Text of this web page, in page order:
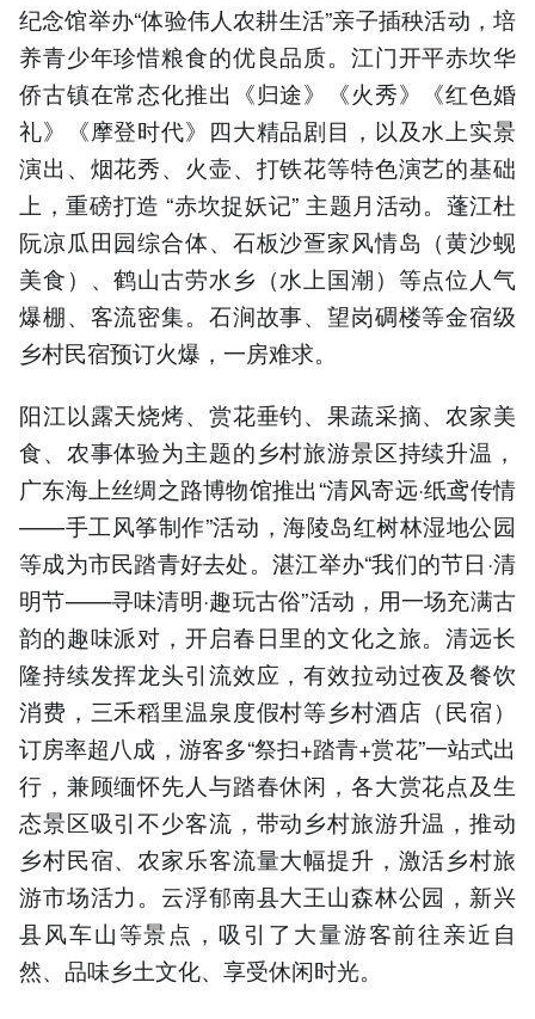
纪念馆举办“体验伟人农耕生活”亲子插秧活动，培
养青少年珍惜粮食的优良品质。江门开平赤坎华
侨古镇在常态化推出《归途》《火秀》《红色婚
礼》《摩登时代》四大精品剧目，以及水上实景
演出、烟花秀、火壶、打铁花等特色演艺的基础
上，重磅打造 “赤坎捉妖记” 主题月活动。蓬江杜
阮凉瓜田园综合体、石板沙疍家风情岛（黄沙蚬
美食）、鹤山古劳水乡（水上国潮）等点位人气
爆棚、客流密集。石涧故事、望岗碉楼等金宿级
乡村民宿预订火爆，一房难求。
阳江以露天烧烤、赏花垂钓、果蔬采摘、农家美
食、农事体验为主题的乡村旅游景区持续升温，
广东海上丝绸之路博物馆推出“清风寄远·纸鸢传情
——手工风筝制作”活动，海陵岛红树林湿地公园
等成为市民踏青好去处。湛江举办“我们的节日·清
明节——寻味清明·趣玩古俗”活动，用一场充满古
韵的趣味派对，开启春日里的文化之旅。清远长
隆持续发挥龙头引流效应，有效拉动过夜及餐饮
消费，三禾稻里温泉度假村等乡村酒店（民宿）
订房率超八成，游客多“祭扫+踏青+赏花”一站式出
行，兼顾缅怀先人与踏春休闲，各大赏花点及生
态景区吸引不少客流，带动乡村旅游升温，推动
乡村民宿、农家乐客流量大幅提升，激活乡村旅
游市场活力。云浮郁南县大王山森林公园，新兴
县风车山等景点，吸引了大量游客前往亲近自
然、品味乡土文化、享受休闲时光。